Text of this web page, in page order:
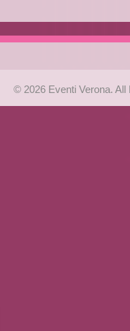
© 2026 Eventi Verona.